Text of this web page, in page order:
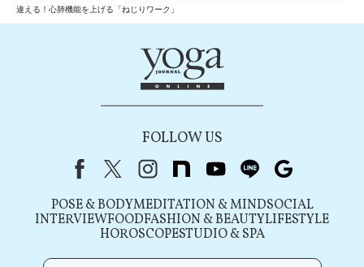
違える！心肺機能を上げる「ねじりワーク」
FOLLOW US
FacebookX（旧Twitter）
instagram
note youtubeline
POSE & BODYMEDITATION & MINDSOCIAL
INTERVIEWFOODFASHION & BEAUTYLIFESTYLE
HOROSCOPESTUDIO & SPA